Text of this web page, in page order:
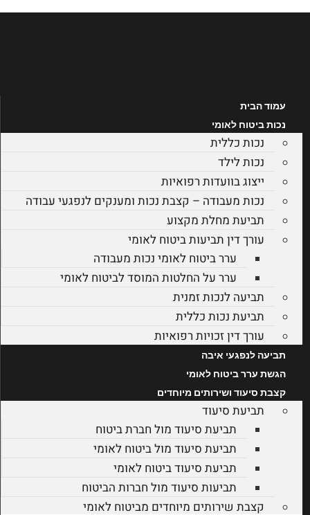
דלג
עמוד הבית
נכות ביטוח לאומי
נכות כללית
נכות לילד
ייצוג בוועדות רפואיות
נכות מעבודה – קצבת נכות ומענקים לנפגעי עבודה
תביעת מחלת מקצוע
עורך דין תביעות ביטוח לאומי
ערר ביטוח לאומי נכות מעבודה
ערר על החלטות המוסד לביטוח לאומי
תביעה לנכות זמנית
תביעת נכות כללית
עורך דין זכויות רפואיות
תביעה לנפגעי איבה
הגשת ערר ביטוח לאומי
קצבת סיעוד ושירותים מיוחדים
תביעת סיעוד
תביעת סיעוד מול חברת ביטוח
תביעת סיעוד מול ביטוח לאומי
תביעת סיעוד ביטוח לאומי
תביעות סיעוד מול חברות הביטוח
קצבת שירותים מיוחדים מביטוח לאומי